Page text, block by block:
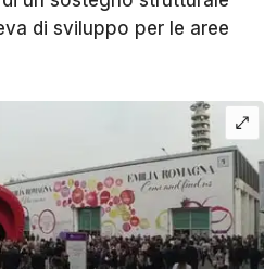
di sviluppo per le aree